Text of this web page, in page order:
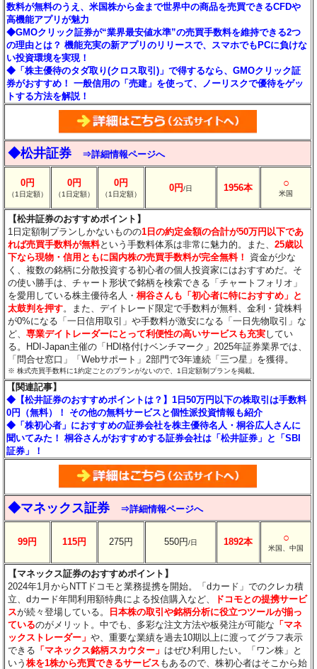
数料が無料のうえ、米国株から金まで世界中の商品を売買できるCFDや
高機能アプリが魅力
◆GMOクリック証券が“業界最安値水準”の売買手数料を維持できる2つ
の理由とは？ 機能充実の新アプリのリリースで、スマホでもPCに負けな
い投資環境を実現！
◆「株主優待のタダ取り(クロス取引)」で得するなら、GMOクリック証
券がおすすめ！ 一般信用の「売建」を使って、ノーリスクで優待をゲッ
トする方法を解説！
◆松井証券 ⇒詳細情報ページへ
0円
（1日定額）
0円
（1日定額）
0円
（1日定額）
0円/日 1956本 ○
米国
【松井証券のおすすめポイント】
1日定額制プランしかないものの1日の約定金額の合計が50万円以下であ
れば売買手数料が無料という手数料体系は非常に魅力的。また、25歳以
下なら現物・信用ともに国内株の売買手数料が完全無料！
資金が少な
く、複数の銘柄に分散投資する初心者の個人投資家にはおすすめだ。そ
の使い勝手は、チャート形状で銘柄を検索できる「チャートフォリオ」
を愛用している株主優待名人・桐谷さんも「初心者に特におすすめ」と
太鼓判を押す。また、デイトレード限定で手数料が無料、金利・貸株料
が0%になる「一日信用取引」や手数料が激安になる「一日先物取引」な
ど、専業デイトレーダーにとって利便性の高いサービスも充実してい
る。HDI-Japan主催の「HDI格付けベンチマーク」2025年証券業界では、
「問合せ窓口」「Webサポート」2部門で3年連続「三つ星」を獲得。
※ 株式売買手数料に1約定ごとのプランがないので、1日定額制プランを掲載。
【関連記事】
◆【松井証券のおすすめポイントは？】1日50万円以下の株取引は手数料
0円（無料）！ その他の無料サービスと個性派投資情報も紹介
◆「株初心者」におすすめの証券会社を株主優待名人・桐谷広人さんに
聞いてみた！ 桐谷さんがおすすめする証券会社は「松井証券」と「SBI
証券」！
◆マネックス証券 ⇒詳細情報ページへ
99円 115円 275円 550円/日 1892本 ○
米国、中国
【マネックス証券のおすすめポイント】
2024年1月からNTTドコモと業務提携を開始。「dカード」でのクレカ積
立、dカード年間利用額特典による投信購入など、
ドコモとの提携サービ
スが続々登場している。
日本株の取引や銘柄分析に役立つツールが揃っ
ているのがメリット。中でも、多彩な注文方法や板発注が可能な 「マネ
ックストレーダー」や、重要な業績を過去10期以上に渡ってグラフ表示
できる 「マネックス銘柄スカウター」 はぜひ利用したい。「ワン株」と
いう株を1株から売買できるサービス もあるので、株初心者はそこから始